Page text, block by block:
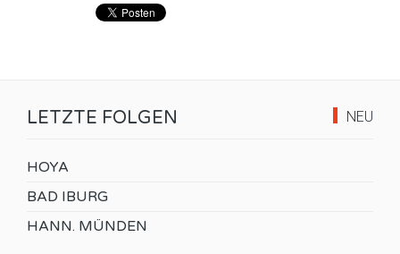
NEU
LETZTE FOLGEN
HOYA
BAD IBURG
HANN. MÜNDEN